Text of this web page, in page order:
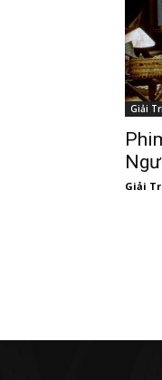
Giải
Giải